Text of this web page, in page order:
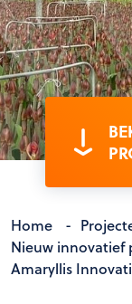
Home -
Nieuw innovatief
Amaryllis